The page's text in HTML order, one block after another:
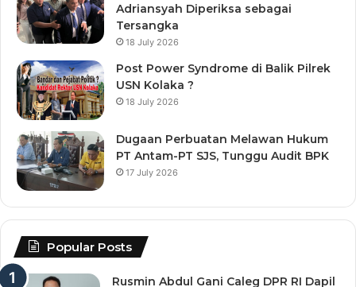
Adriansyah Diperiksa sebagai
Tersangka
18 July 2026
Post Power Syndrome di Balik Pilrek
USN Kolaka ?
18 July 2026
Dugaan Perbuatan Melawan Hukum
PT Antam-PT SJS, Tunggu Audit BPK
17 July 2026
Popular Posts
Rusmin Abdul Gani Caleg DPR RI Dapil